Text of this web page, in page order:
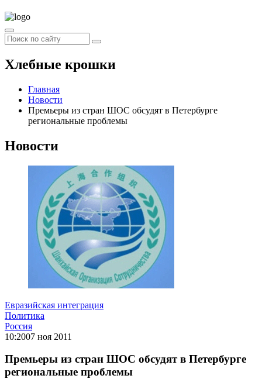
Хлебные крошки
Главная
Новости
Премьеры из стран ШОС обсудят в Петербурге
региональные проблемы
Новости
Евразийская интеграция
Политика
Россия
10:2007 ноя 2011
Премьеры из стран ШОС обсудят в Петербурге
региональные проблемы